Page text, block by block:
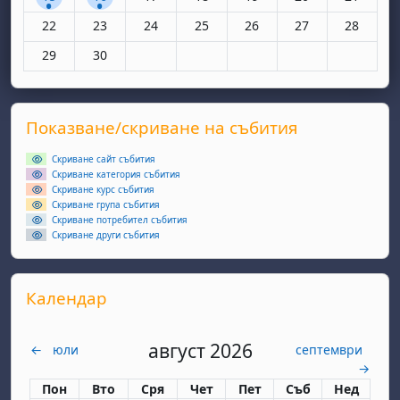
Няма събития, понеделник, 22 юни
22 Няма събития, вторник, 23 юни
23 Няма събития, сряда, 24 юни
24 Няма събития, четвъртък, 25 юни
25 Няма събития, петък, 26
26 Няма събития,
27 Няма
28
Няма събития, понеделник, 29 юни
29 Няма събития, вторник, 30 юни
30
Supplementary blocks
Прескочи Показване/скриване на събития
Показване/скриване на събития
Скриване сайт събития
Скриване категория събития
Скриване курс събития
Скриване група събития
Скриване потребител събития
Скриване други събития
Прескочи Календар
Календар
← юли август 2026
септември
→
Понеделник
Пон вторник
Вто сряда
Сря четвъртък
Чет петък
Пет събота
Съб неделя
Нед